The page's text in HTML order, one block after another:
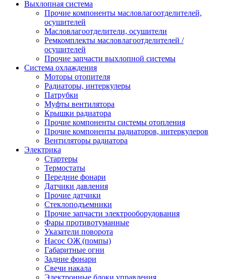
Выхлопная система
Прочие компоненты масловлагоотделителей,
осушителей
Масловлагоотделители, осушители
Ремкомплекты масловлагоотделителей /
осушителей
Прочие запчасти выхлопной системы
Система охлаждения
Моторы отопителя
Радиаторы, интеркулеры
Патрубки
Муфты вентилятора
Крышки радиатора
Прочие компоненты системы отопления
Прочие компоненты радиаторов, интеркулеров
Вентиляторы радиатора
Электрика
Стартеры
Термостаты
Передние фонари
Датчики давления
Прочие датчики
Стеклоподъемники
Прочие запчасти электрооборудования
Фары противотуманные
Указатели поворота
Насос ОЖ (помпы)
Габаритные огни
Задние фонари
Свечи накала
Электронные блоки управления